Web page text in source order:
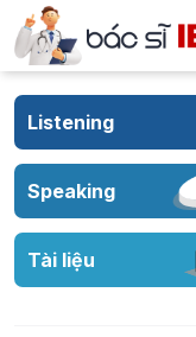
Skip
to
content
Listening
Speaking
Tài liệu